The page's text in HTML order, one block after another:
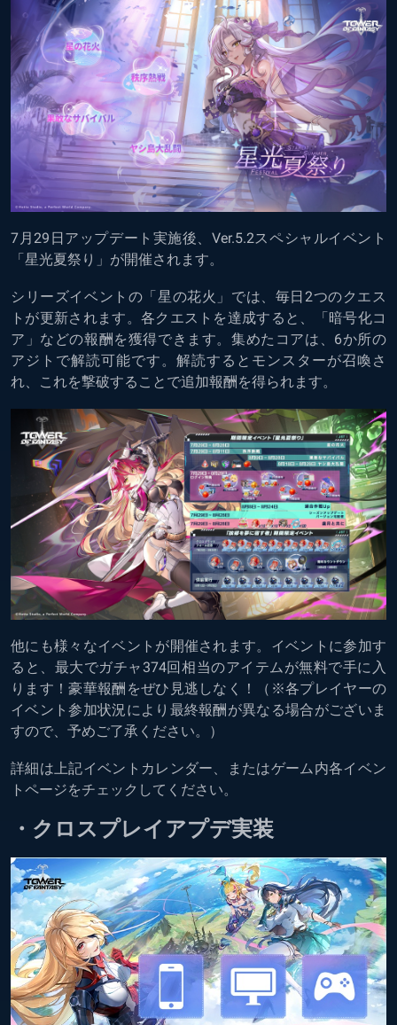
7月29日アップデート実施後、Ver.5.2スペシャルイベント
「星光夏祭り」が開催されます。
シリーズイベントの「星の花火」では、毎日2つのクエス
トが更新されます。各クエストを達成すると、「暗号化コ
ア」などの報酬を獲得できます。集めたコアは、6か所の
アジトで解読可能です。解読するとモンスターが召喚さ
れ、これを撃破することで追加報酬を得られます。
他にも様々なイベントが開催されます。イベントに参加す
ると、最大でガチャ374回相当のアイテムが無料で手に入
ります！豪華報酬をぜひ見逃しなく！（※各プレイヤーの
イベント参加状況により最終報酬が異なる場合がございま
すので、予めご了承ください。）
詳細は上記イベントカレンダー、またはゲーム内各イベン
トページをチェックしてください。
・クロスプレイアプデ実装